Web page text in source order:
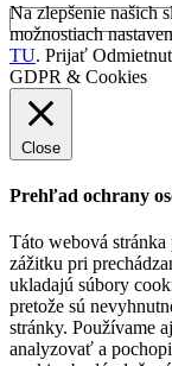
Na zlepšenie našich
možnostiach
TU. Prijať
GDPR & Cookies
Close
Prehľad ochrany
Táto webová
zážitku pri
ukladajú súbory
pretože sú
stránky. Používame
analyzovať a